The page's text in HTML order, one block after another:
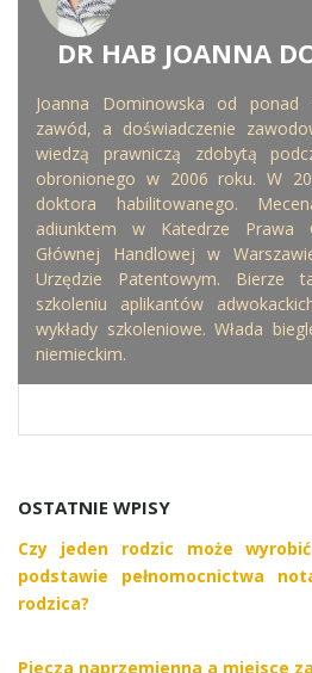
DR HAB JOANNA
Joanna Dominowska od
zawód, a doświadczenie
wiedzą prawniczą zdobytą
obronionego w 2006 roku. W
doktora habilitowanego.
adiunktem w Katedrze Prawa
Głównej Handlowej w
Urzędzie Patentowym. Bierze
szkoleniu aplikantów
wykłady szkoleniowe. Włada
niemieckim.
OSTATNIE WPISY
Czy jeden rodzic może
podstawie pełnomocnictwa
rodzica?
Piecza naprzemienna a miejsce